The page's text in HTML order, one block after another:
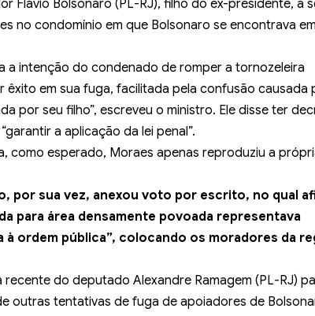
Flávio Bolsonaro (PL-RJ), filho do ex-presidente, a
no condomínio em que Bolsonaro se encontrava
a intenção do condenado de romper a tornozeleira
êxito em sua fuga, facilitada pela confusão causada
por seu filho”, escreveu o ministro. Ele disse ter
a aplicação da lei penal”.
como esperado, Moraes apenas reproduziu a
por sua vez, anexou voto por escrito, no qual
para área densamente povoada representava
à ordem pública”, colocando os moradores da
do deputado Alexandre Ramagem (PL-RJ)
outras tentativas de fuga de apoiadores de